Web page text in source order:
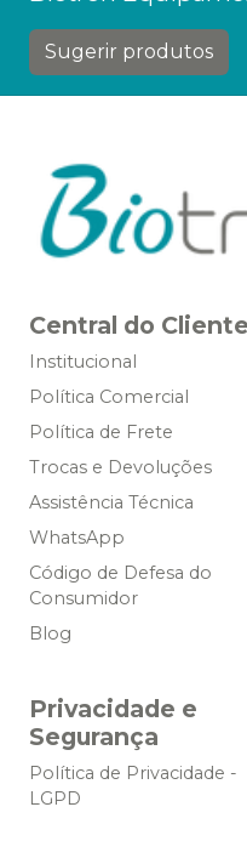
Sugerir produtos
Central do Cliente
Institucional
Política Comercial
Política de Frete
Trocas e Devoluções
Assistência Técnica
WhatsApp
Código de Defesa do
Consumidor
Blog
Privacidade e
Segurança
Política de Privacidade -
LGPD